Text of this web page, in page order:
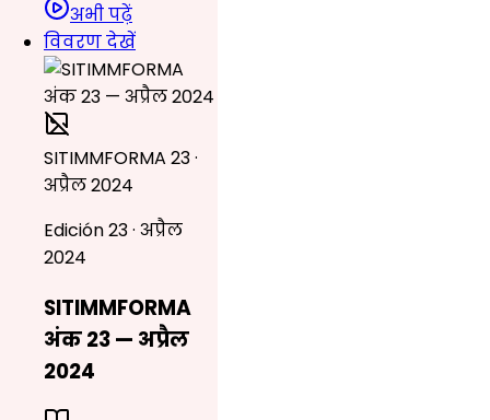
अभी पढ़ें
विवरण देखें
SITIMMFORMA 23 ·
अप्रैल 2024
Edición 23 · अप्रैल
2024
SITIMMFORMA
अंक 23 — अप्रैल
2024